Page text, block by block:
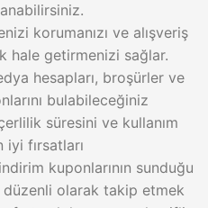
korumanızı ve alışveriş
hale getirmenizi sağlar.
hesapları, broşürler ve
bulabileceğiniz
süresini ve kullanım
iyi fırsatları
kuponlarının sunduğu
düzenli olarak takip etmek